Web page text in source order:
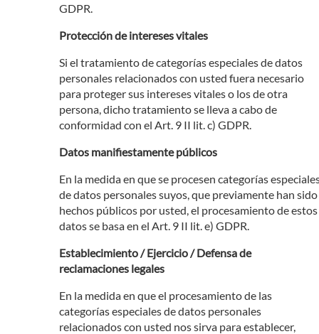
GDPR.
Protección de intereses vitales
Si el tratamiento de categorías especiales de datos
personales relacionados con usted fuera necesario
para proteger sus intereses vitales o los de otra
persona, dicho tratamiento se lleva a cabo de
conformidad con el Art. 9 II lit. c) GDPR.
Datos manifiestamente públicos
En la medida en que se procesen categorías
de datos personales suyos, que previamente han sido
hechos públicos por usted, el procesamiento de estos
datos se basa en el Art. 9 II lit. e) GDPR.
Establecimiento / Ejercicio / Defensa de
reclamaciones legales
En la medida en que el procesamiento de las
categorías especiales de datos personales
relacionados con usted nos sirva para establecer,